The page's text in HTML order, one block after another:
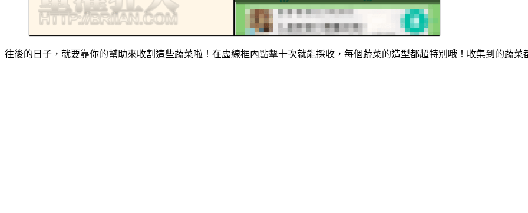
往後的日子，就要靠你的幫助來收割這些蔬菜啦！在虛線框內點擊十次就能採收，每個蔬菜的造型都超特別哦！收集到的蔬菜